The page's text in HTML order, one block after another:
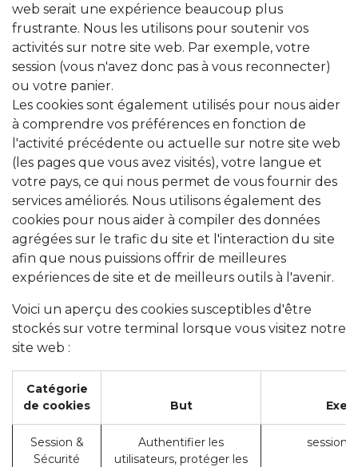
web serait une expérience beaucoup plus
frustrante. Nous les utilisons pour soutenir vos
activités sur notre site web. Par exemple, votre
session (vous n'avez donc pas à vous reconnecter)
ou votre panier.
Les cookies sont également utilisés pour nous aider
à comprendre vos préférences en fonction de
l'activité précédente ou actuelle sur notre site web
(les pages que vous avez visités), votre langue et
votre pays, ce qui nous permet de vous fournir des
services améliorés. Nous utilisons également des
cookies pour nous aider à compiler des données
agrégées sur le trafic du site et l'interaction du site
afin que nous puissions offrir de meilleures
expériences de site et de meilleurs outils à l'avenir.
Voici un aperçu des cookies susceptibles d'être
stockés sur votre terminal lorsque vous visitez notre
site web :
Catégorie
de cookies
But
Session &
Sécurité
Authentifier les
utilisateurs, protéger les